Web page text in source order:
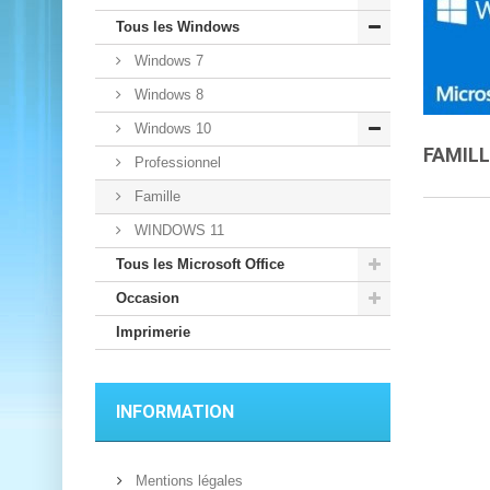
Tous les Windows
Windows 7
Windows 8
Windows 10
Professionnel
Famille
WINDOWS 11
Tous les Microsoft Office
Occasion
Imprimerie
INFORMATION
Mentions légales